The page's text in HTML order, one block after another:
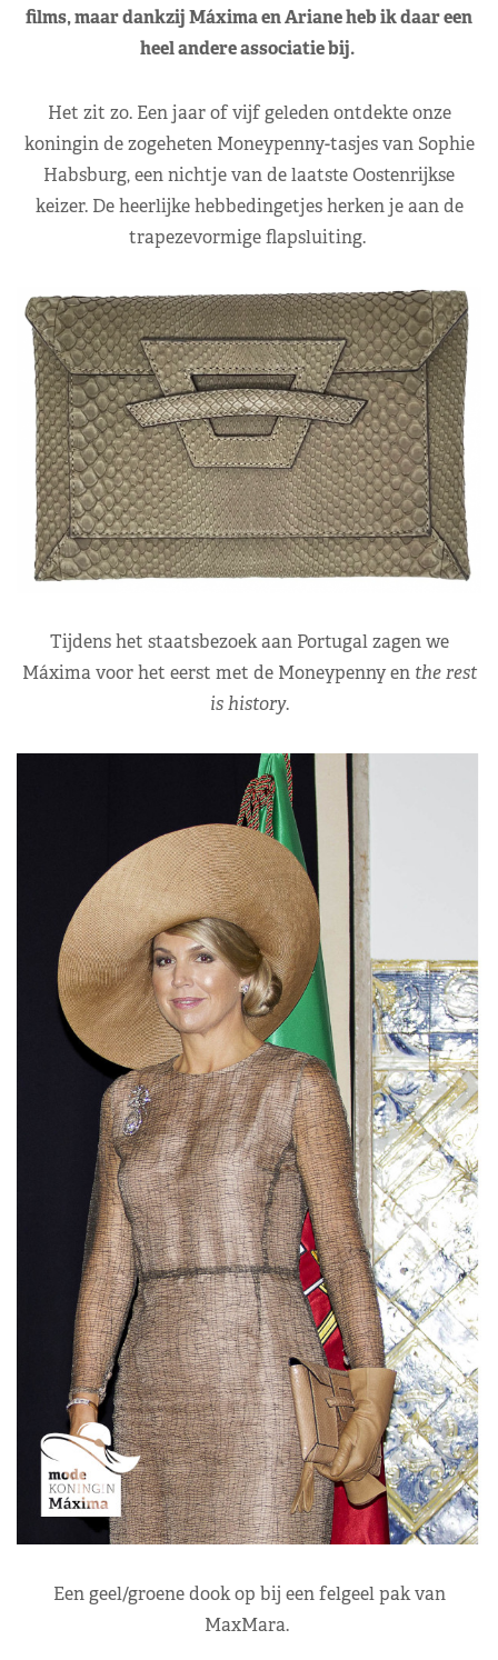
films, maar dankzij Máxima en Ariane heb ik daar een
heel andere associatie bij.
Het zit zo. Een jaar of vijf geleden ontdekte onze
koningin de zogeheten Moneypenny-tasjes van Sophie
Habsburg, een nichtje van de laatste Oostenrijkse
keizer. De heerlijke hebbedingetjes herken je aan de
trapezevormige flapsluiting.
Tijdens het staatsbezoek aan Portugal zagen we
Máxima voor het eerst met de Moneypenny en the rest
is history.
Een geel/groene dook op bij een felgeel pak van
MaxMara.